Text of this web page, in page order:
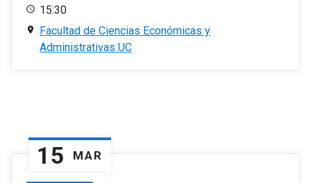
15:30
Facultad de Ciencias Económicas y
Administrativas UC
15 MAR